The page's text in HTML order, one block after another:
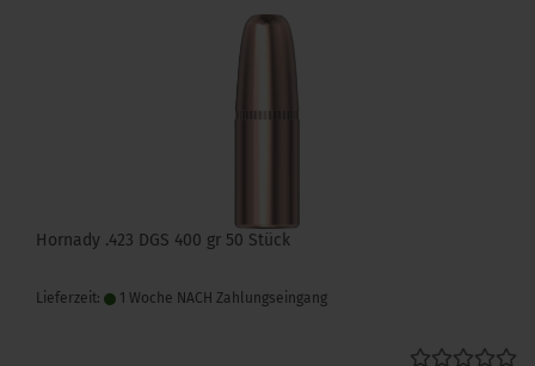
Hornady .423 DGS 400 gr 50 Stück
Lieferzeit: 1 Woche NACH Zahlungseingang